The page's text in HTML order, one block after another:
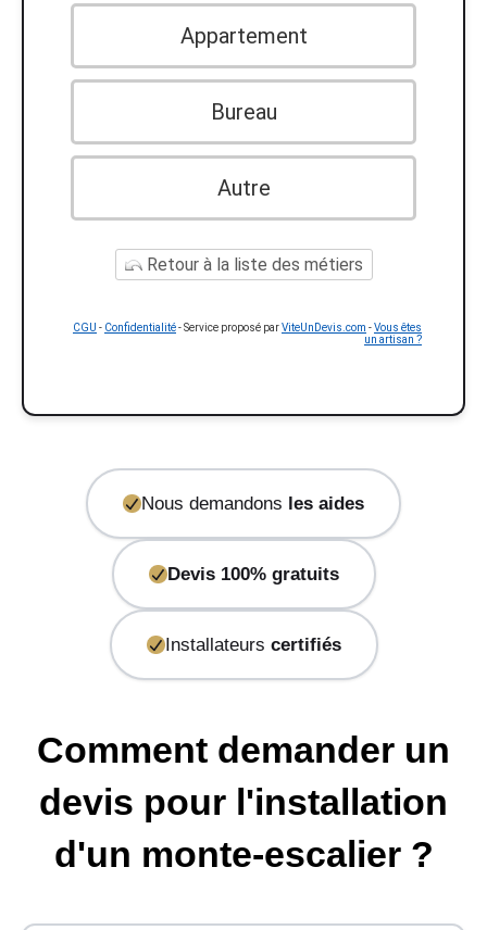
Appartement
Bureau
Autre
Retour à la liste des métiers
CGU - Confidentialité- Service proposé parViteUnDevis.com -Vous êtes
un artisan ?
Nous demandons les aides
Devis 100% gratuits
Installateurs certifiés
Comment demander un
devis pour l'installation
d'un monte-escalier ?